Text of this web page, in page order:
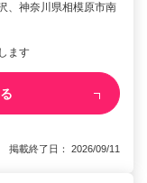
、神奈川県相模原市南
ます
載終了日： 2026/09/11